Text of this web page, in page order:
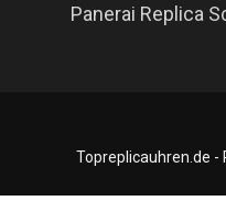
Panerai Replica
Topreplicauhren.de -